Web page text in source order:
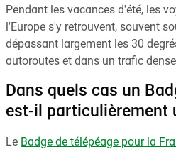
Pendant les vacances d'été, les
l'Europe s'y retrouvent, souvent
dépassant largement les 30
autoroutes et dans un trafic
Dans quels cas un
est-il particulièrement
Le Badge de télépéage pour la